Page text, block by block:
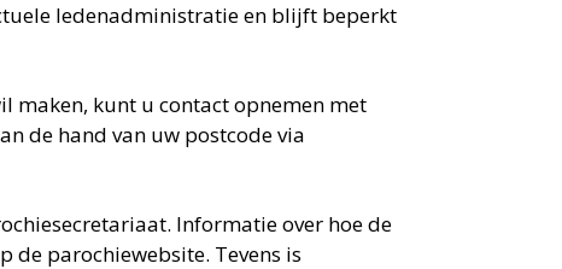
ledenadministratie en blijft beperkt
maken, kunt u contact opnemen met
de hand van uw postcode via
Informatie over hoe de
de parochiewebsite. Tevens is